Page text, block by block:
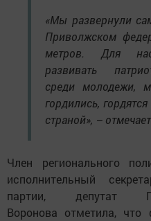
«Мы развернули
Приволжском
метров. Для
развивать
среди молодежи,
гордились,
страной», –
Член регионального
исполнительный
партии, депутат
Воронова отметила, что